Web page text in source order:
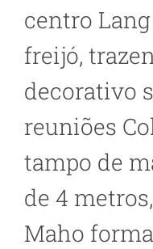
centro
freijó,
decorativo
reuniões
tampo de
de 4
Maho